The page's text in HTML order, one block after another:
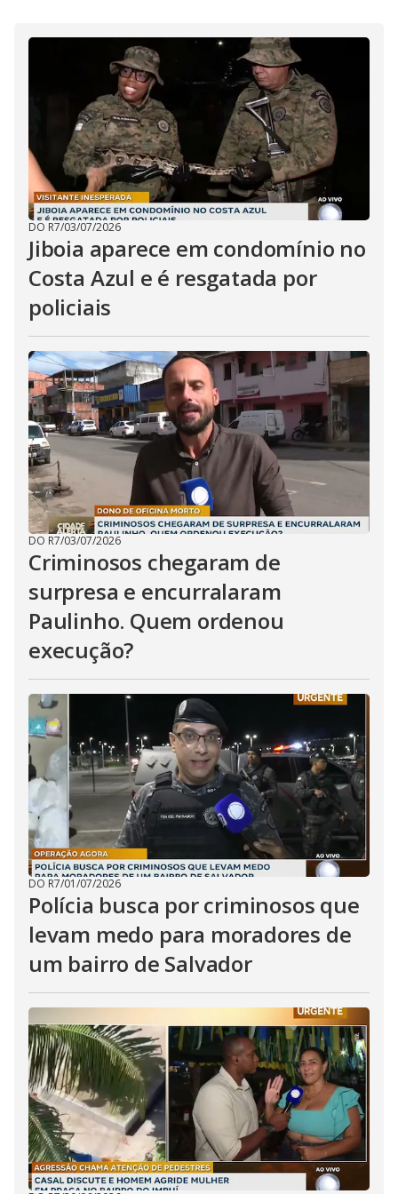
d
e
o
DO R7/03/07/2026
Jiboia aparece em condomínio no
Costa Azul e é resgatada por
policiais
DO R7/03/07/2026
Criminosos chegaram de
surpresa e encurralaram
Paulinho. Quem ordenou
execução?
DO R7/01/07/2026
Polícia busca por criminosos que
levam medo para moradores de
um bairro de Salvador